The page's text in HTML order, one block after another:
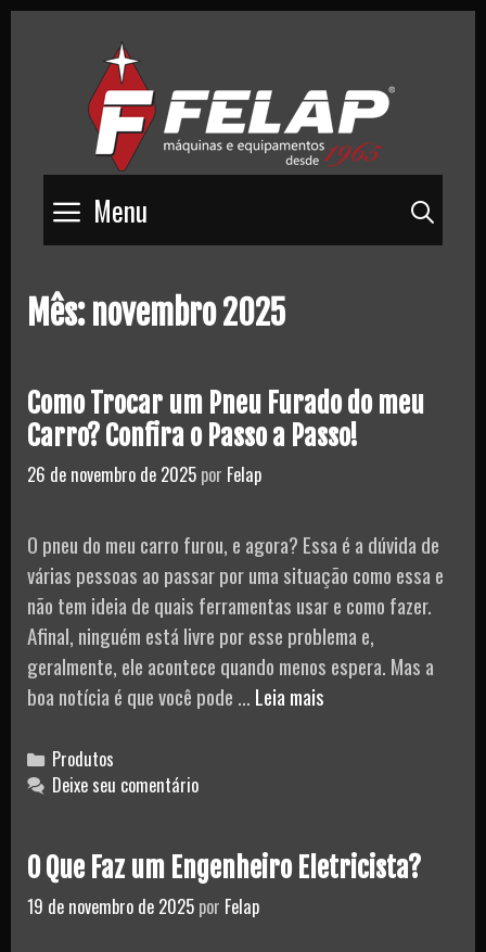
Menu
Mês:novembro 2025
Como Trocar um Pneu Furado do meu
Carro? Confira o Passo a Passo!
26 de novembro de 2025 por Felap
O pneu do meu carro furou, e agora? Essa é a dúvida de
várias pessoas ao passar por uma situação como essa e
não tem ideia de quais ferramentas usar e como fazer.
Afinal, ninguém está livre por esse problema e,
geralmente, ele acontece quando menos espera. Mas a
boa notícia é que você pode … Leia mais
do
meu
Categories
Produtos
Deixe seu comentário
O Que Faz um Engenheiro Eletricista?
19 de novembro de 2025 por Felap